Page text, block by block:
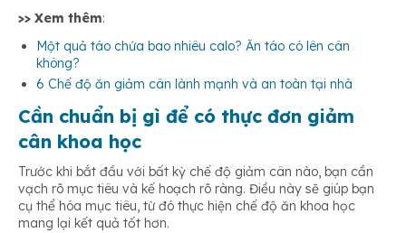
>> Xem thêm:
Một quả táo chứa bao nhiêu calo? Ăn táo có lên cân
không?
6 Chế độ ăn giảm cân lành mạnh và an toàn tại nhà
Cần chuẩn bị gì để có thực đơn giảm
cân khoa học
Trước khi bắt đầu với bất kỳ chế độ giảm cân nào, bạn cần
vạch rõ mục tiêu và kế hoạch rõ ràng. Điều này sẽ giúp bạn
cụ thể hóa mục tiêu, từ đó thực hiện chế độ ăn khoa học
mang lại kết quả tốt hơn.